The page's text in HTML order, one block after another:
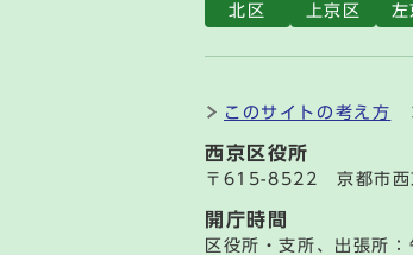
北区 上京区 左
このサイトの考え方
西京区役所
〒615-8522 京都市西
開庁時間
区役所・支所、出張所